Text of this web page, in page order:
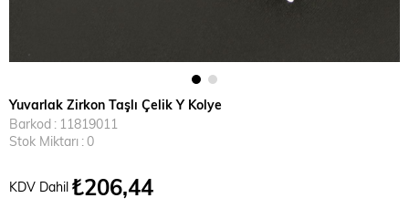
Yuvarlak Zirkon Taşlı Çelik Y Kolye
Barkod : 11819011
Stok Miktarı :0
KDV Dahil ₺206,44